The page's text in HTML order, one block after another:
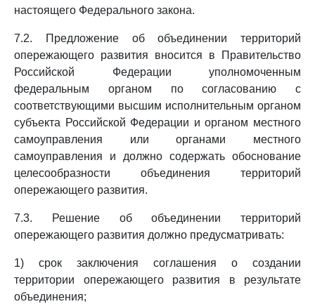
настоящего Федерального закона.
7.2. Предложение об объединении территорий
опережающего развития вносится в Правительство
Российской Федерации уполномоченным
федеральным органом по согласованию с
соответствующими высшим исполнительным органом
субъекта Российской Федерации и органом местного
самоуправления или органами местного
самоуправления и должно содержать обоснование
целесообразности объединения территорий
опережающего развития.
7.3. Решение об объединении территорий
опережающего развития должно предусматривать:
1) срок заключения соглашения о создании
территории опережающего развития в результате
объединения;